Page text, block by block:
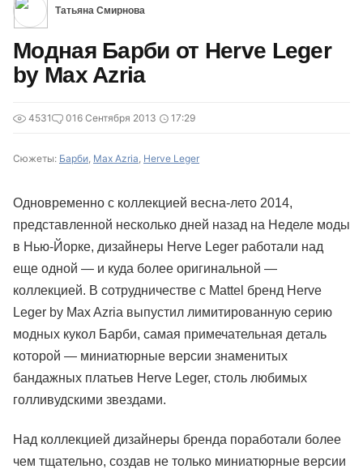
Татьяна Смирнова
Модная Барби от Herve Leger
by Max Azria
4531 016 Сентября 2013 17:29
Сюжеты: Барби, Max Azria, Herve Leger
Одновременно с коллекцией весна-лето 2014,
представленной несколько дней назад на Неделе моды
в Нью-Йорке, дизайнеры Herve Leger работали над
еще одной — и куда более оригинальной —
коллекцией. В сотрудничестве с Mattel бренд Herve
Leger by Max Azria выпустил лимитированную серию
модных кукол Барби, самая примечательная деталь
которой — миниатюрные версии знаменитых
бандажных платьев Herve Leger, столь любимых
голливудскими звездами.
Над коллекцией дизайнеры бренда поработали более
чем тщательно, создав не только миниатюрные версии